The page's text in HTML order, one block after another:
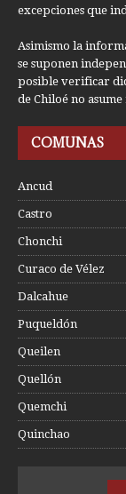
excepciones que
Asimismo la
se suponen
posible verificar
de Chiloé no
COMUNAS
Ancud
Castro
Chonchi
Curaco de Vélez
Dalcahue
Puqueldón
Queilen
Quellón
Quemchi
Quinchao